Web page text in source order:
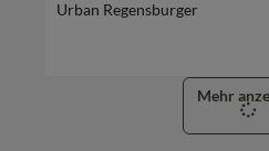
Urban Regensburger
Mehr